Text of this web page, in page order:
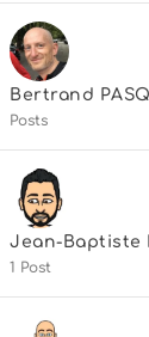
Bertrand
Posts
Jean-Baptiste
1 Post